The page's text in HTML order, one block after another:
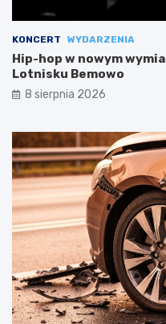
KONCERT WYDARZENIA
Hip-hop w nowym
Lotnisku Bemowo
8 sierpnia 2026